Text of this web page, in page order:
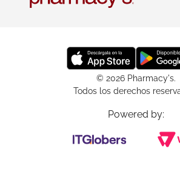
© 2026 Pharmacy's.
Todos los derechos
Powered by: